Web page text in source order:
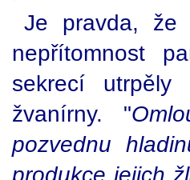
Je pravda, že
nepřítomnost
sekrecí utrpěly
žvanírny. "
pozvednu
produkce jejich